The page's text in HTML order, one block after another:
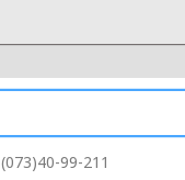
(073)40-99-211